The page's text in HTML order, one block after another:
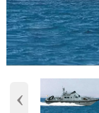
‹